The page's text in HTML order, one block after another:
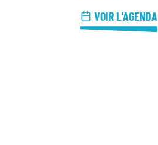
Les Midis-Jazz
VOIR L'AGENDA